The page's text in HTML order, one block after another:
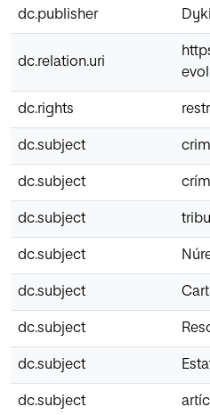
dc.publisher
dc.relation.uri
dc.rights
dc.subject
dc.subject
dc.subject
dc.subject
dc.subject
dc.subject
dc.subject
dc.subject